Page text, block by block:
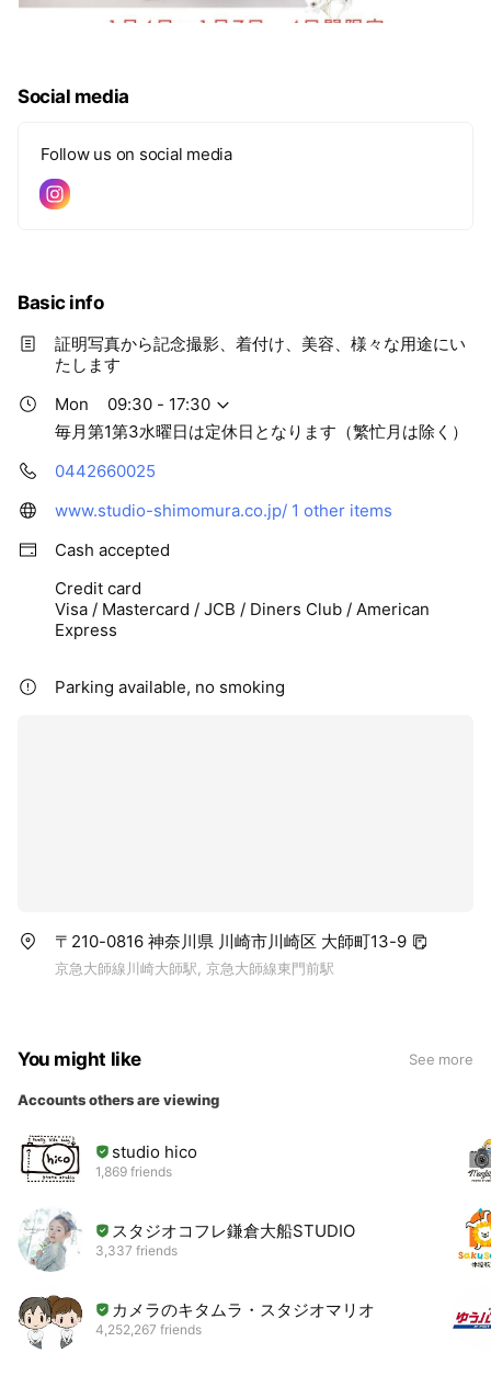
Social media
Follow us on social media
Basic info
証明写真から記念撮影、着付け、美容、様々な用途にい
たします
Mon
09:30 - 17:30
毎月第1第3水曜日は定休日となります（繁忙月は除く）
0442660025
www.studio-shimomura.co.jp/ 1 other items
Cash accepted
Credit card
Visa / Mastercard / JCB / Diners Club / American
Express
Parking available, no smoking
〒210-0816 神奈川県 川崎市川崎区 大師町13-9
京急大師線川崎大師駅, 京急大師線東門前駅
You might like See more
Accounts others are viewing
studio hico
1,869 friends
スタジオコフレ鎌倉大船STUDIO
3,337 friends
カメラのキタムラ・スタジオマリオ
4,252,267 friends